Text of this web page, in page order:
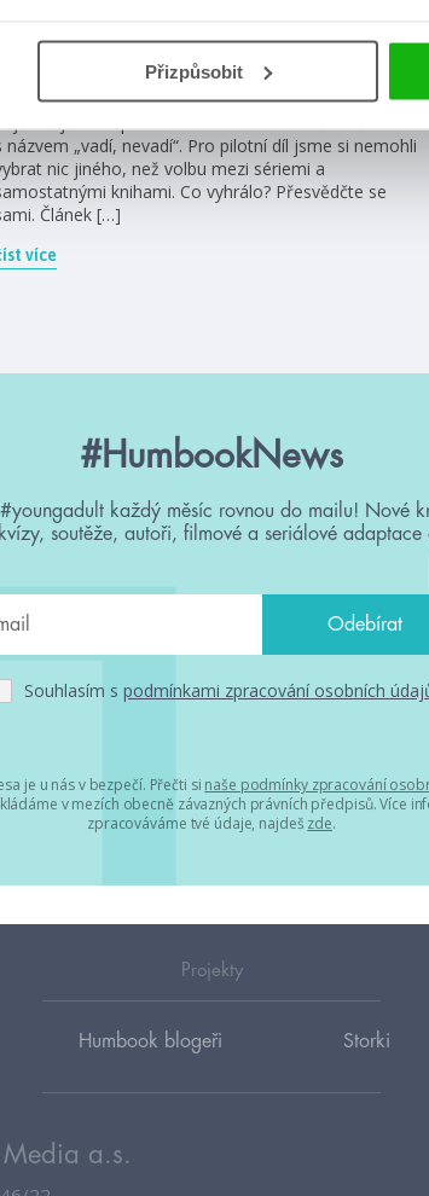
Přizpůsobit
pohled zdát jako mírumilovné místo, ve skutečnosti je
plný kontroverzí a každodenních dilemat. Nevěříte? Ty
názvem „vadí, nevadí“. Pro pilotní díl jsme si nemohli
nic jiného, než volbu mezi sériemi a
knihami. Co vyhrálo? Přesvědčte se
Článek […]
více
#HumbookNews
každý měsíc rovnou do mailu! Nové
soutěže, autoři, filmové a seriálové adaptace
Souhlasím s podmínkami zpracování osobních
je u nás v bezpečí. Přečti si naše podmínky zpracování
v mezích obecně závazných právních předpisů. Více
zpracováváme tvé údaje, najdeš zde.
Projekty
Humbook blogeři Storki
a.s.